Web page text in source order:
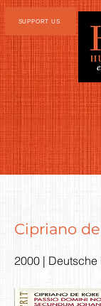
SUPPORT US
Cipriano
2000 |